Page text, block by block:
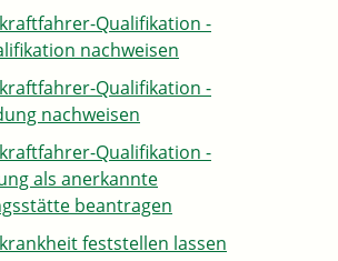
Qualifikation -
nachweisen
Qualifikation -
nachweisen
Qualifikation -
als anerkannte
beantragen
feststellen lassen